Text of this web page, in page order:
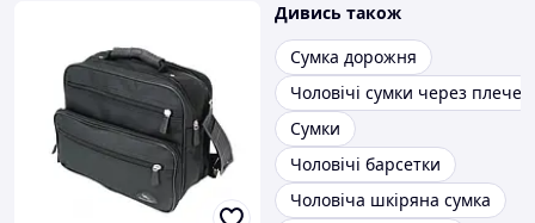
Дивись також
Сумка дорожня
Чоловічі сумки через плече
Сумки
Чоловічі барсетки
Чоловіча шкіряна сумка